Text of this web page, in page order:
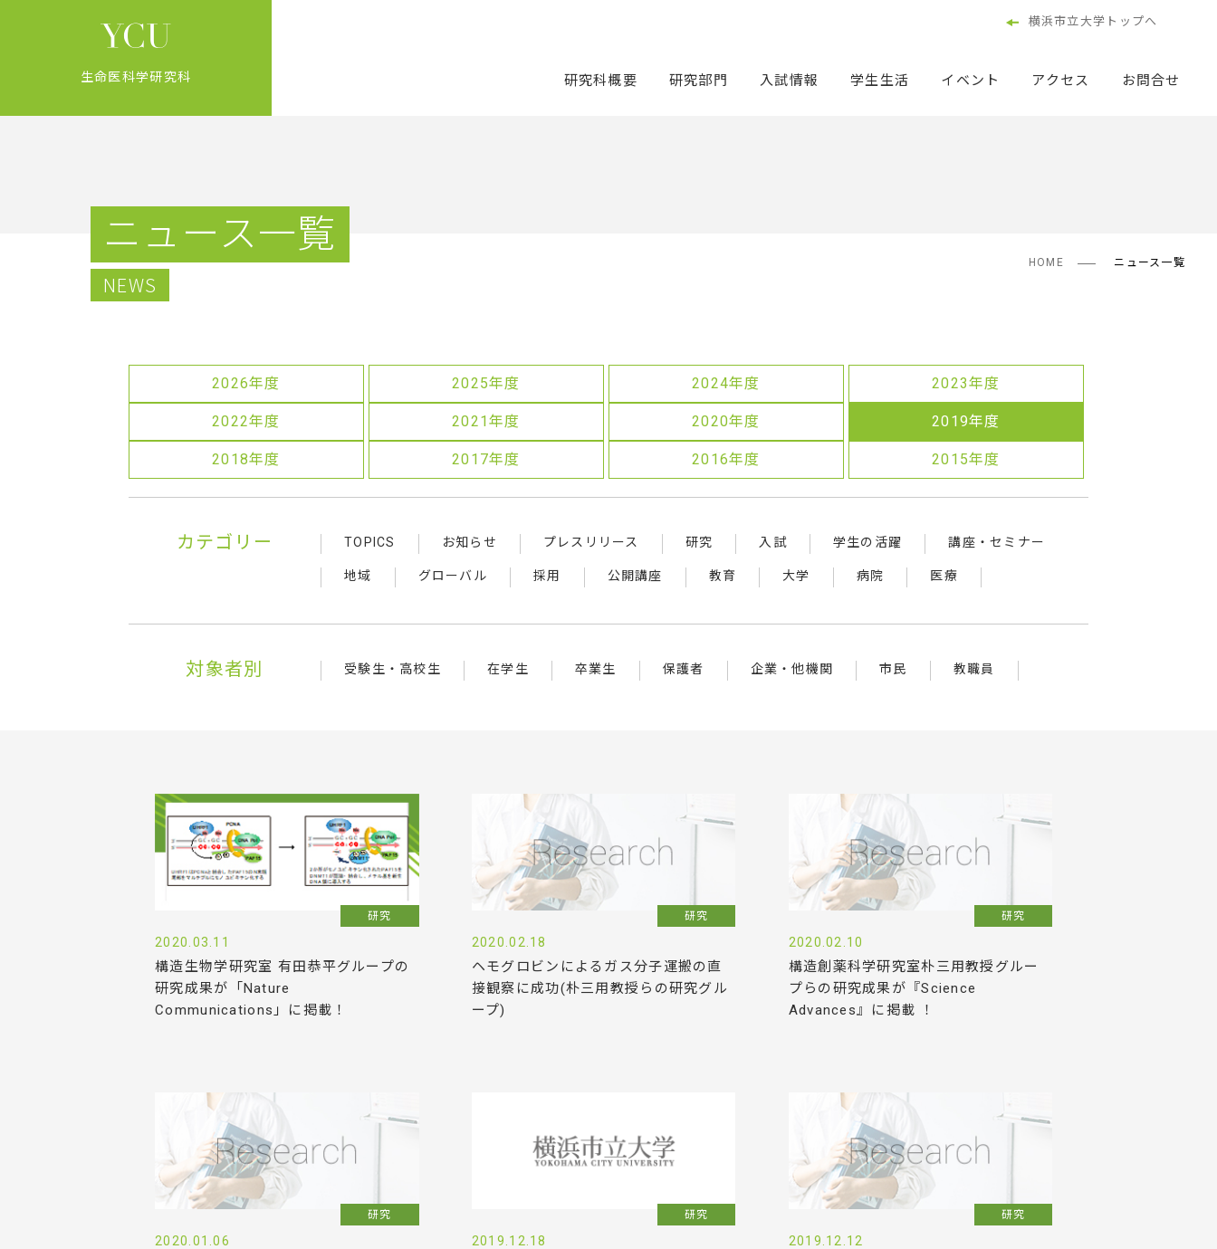
生命医科学研究科
横浜市立大学トップへ
研究科概要 研究部門 入試情報 学生生活 イベント アクセス お問合せ
ニュース一覧
NEWS
HOME ニュース一覧
2026年度 2025年度 2024年度 2023年度
2022年度 2021年度 2020年度 2019年度
2018年度 2017年度 2016年度 2015年度
カテゴリー TOPICS お知らせ プレスリリース 研究 入試 学生の活躍 講座・セミナー
地域 グローバル 採用 公開講座 教育 大学 病院 医療
対象者別 受験生・高校生 在学生 卒業生 保護者 企業・他機関 市民 教職員
研究
2020.03.11
構造生物学研究室 有田恭平グループの
研究成果が「Nature
Communications」に掲載！
研究
2020.02.18
ヘモグロビンによるガス分子運搬の直
接観察に成功(朴三用教授らの研究グル
ープ)
研究
2020.02.10
構造創薬科学研究室朴三用教授グルー
プらの研究成果が『Science
Advances』に掲載 ！
研究
2020.01.06
研究
2019.12.18
研究
2019.12.12